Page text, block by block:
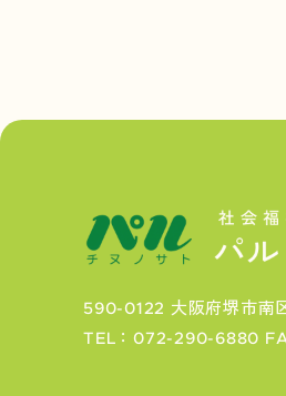
590-0122 大阪府堺市南
TEL：072-290-6880